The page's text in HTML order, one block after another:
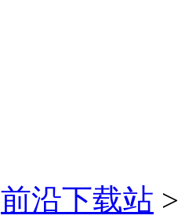
前沿下载站